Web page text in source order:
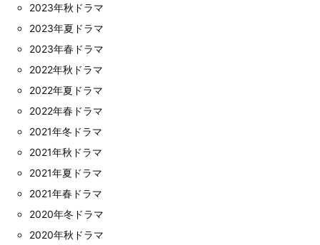
2023年秋ドラマ
2023年夏ドラマ
2023年春ドラマ
2022年秋ドラマ
2022年夏ドラマ
2022年春ドラマ
2021年冬ドラマ
2021年秋ドラマ
2021年夏ドラマ
2021年春ドラマ
2020年冬ドラマ
2020年秋ドラマ